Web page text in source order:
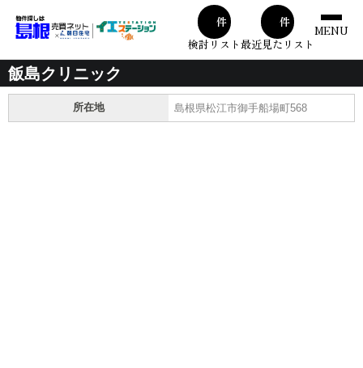
00件
検討リスト
00件
最近見たリスト
MENU
飯島クリニック
所在地 島根県松江市御手船場町568